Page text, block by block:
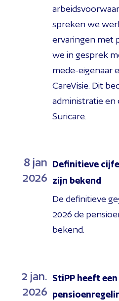
spreken we
ervaringen met
we in gesprek
mede-eigenaar
CareVisie. Dit
administratie
Suricare.
8 jan
2026
Definitieve
zijn bekend
De definitieve
2026 de
bekend.
2 jan.
2026
StiPP heeft